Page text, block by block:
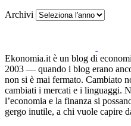
Archivi
Ekonomia.it è un blog di
2003 — quando i blog erano
non si è mai fermato. Cambiato
cambiati i mercati e i linguaggi.
l’economia e la finanza si
gergo inutile, a chi vuole capire